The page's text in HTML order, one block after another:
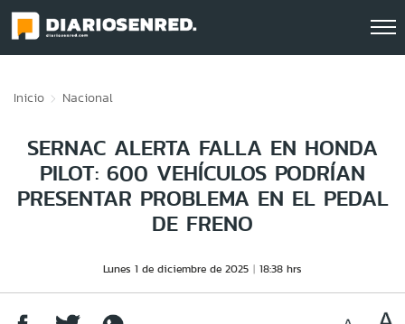
Inicio Nacional
SERNAC ALERTA FALLA EN HONDA
PILOT: 600 VEHÍCULOS PODRÍAN
PRESENTAR PROBLEMA EN EL PEDAL
DE FRENO
Lunes 1 de diciembre de 2025 18:38 hrs